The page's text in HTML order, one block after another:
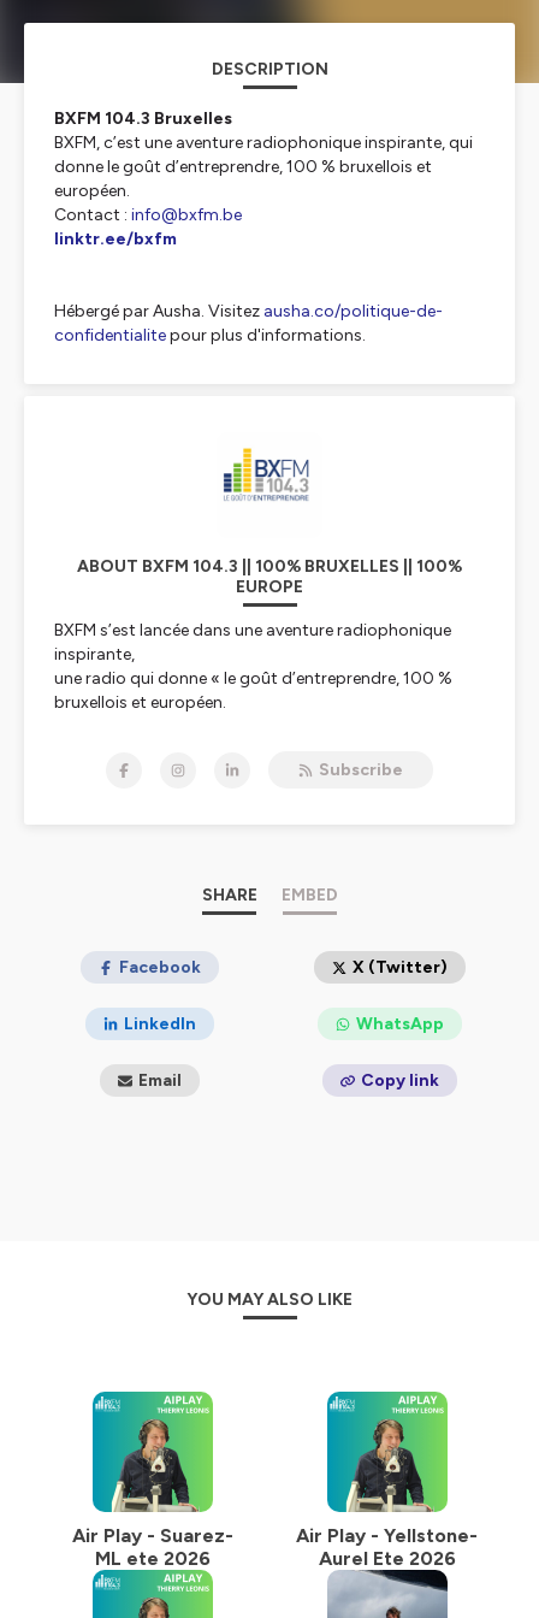
DESCRIPTION
BXFM 104.3 Bruxelles
BXFM, c’est une aventure radiophonique inspirante, qui
donne le goût d’entreprendre, 100 % bruxellois et
européen.
Contact : info@bxfm.be
linktr.ee/bxfm
Hébergé par Ausha. Visitez ausha.co/politique-de-
confidentialitepour plus d'informations.
ABOUT BXFM 104.3 || 100% BRUXELLES || 100%
EUROPE
BXFM s’est lancée dans une aventure radiophonique
inspirante,
une radio qui donne « le goût d’entreprendre, 100 %
bruxellois et européen.
d’entreprendre aux auditeurs et confirme les liens
dans le cadre de toutes les transitions vers un monde
c’est aussi une diversité
auditeurs qui vivent
l’impact de l’Europe au quotidien. Bruxelles est la
diversifiée avec un peu moins de 200 nationalités
Subscribe
SHARE EMBED
Facebook X (Twitter)
LinkedIn WhatsApp
Email Copy link
YOU MAY ALSO LIKE
Air Play - Suarez-
ML ete 2026
Air Play - Yellstone-
Aurel Ete 2026